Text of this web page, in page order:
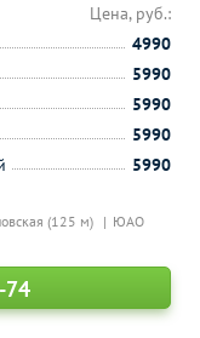
(125 м) ЮАО
Цена, руб.:
4990
5990
5990
5990
5990
74